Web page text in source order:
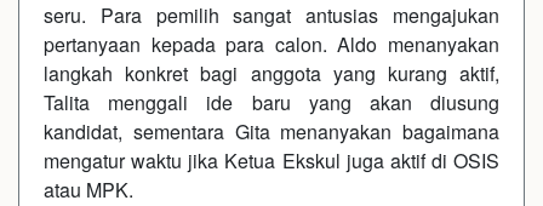
seru. Para pemilih sangat antusias mengajukan
pertanyaan kepada para calon. Aldo menanyakan
langkah konkret bagi anggota yang kurang aktif,
Talita menggali ide baru yang akan diusung
kandidat, sementara Gita menanyakan bagaimana
mengatur waktu jika Ketua Ekskul juga aktif di OSIS
atau MPK.